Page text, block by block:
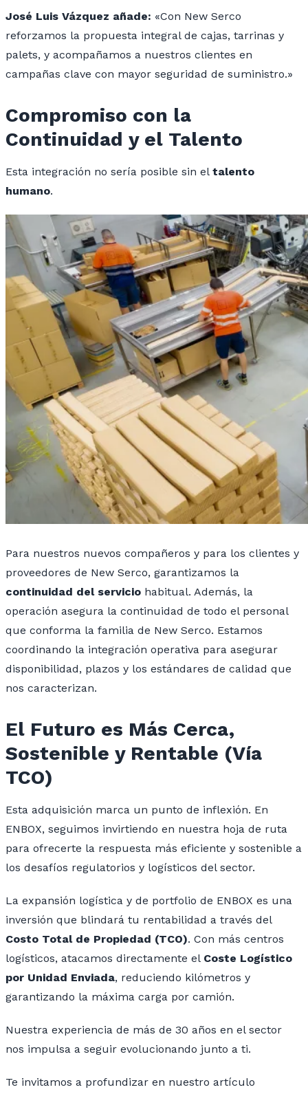
José Luis Vázquez añade: «Con New Serco
reforzamos la propuesta integral de cajas, tarrinas y
palets, y acompañamos a nuestros clientes en
campañas clave con mayor seguridad de suministro.»
Compromiso con la
Continuidad y el Talento
Esta integración no sería posible sin el talento
humano.
Para nuestros nuevos compañeros y para los clientes y
proveedores de New Serco, garantizamos la
continuidad del servicio habitual. Además, la
operación asegura la continuidad de todo el personal
que conforma la familia de New Serco. Estamos
coordinando la integración operativa para asegurar
disponibilidad, plazos y los estándares de calidad que
nos caracterizan.
El Futuro es Más Cerca,
Sostenible y Rentable (Vía
TCO)
Esta adquisición marca un punto de inflexión. En
ENBOX, seguimos invirtiendo en nuestra hoja de ruta
para ofrecerte la respuesta más eficiente y sostenible a
los desafíos regulatorios y logísticos del sector.
La expansión logística y de portfolio de ENBOX es una
inversión que blindará tu rentabilidad a través del
Costo Total de Propiedad (TCO). Con más centros
logísticos, atacamos directamente el Coste Logístico
por Unidad Enviada, reduciendo kilómetros y
garantizando la máxima carga por camión.
Nuestra experiencia de más de 30 años en el sector
nos impulsa a seguir evolucionando junto a ti.
Te invitamos a profundizar en nuestro artículo